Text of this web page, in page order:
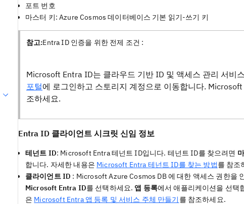
포트 번호
마스터 키: Azure Cosmos 데이터베이스 기본 읽기-쓰기 키
참고:Entra ID 인증을 위한 전제 조건 :
Microsoft Entra ID는 클라우드 기반 ID 및 액세스 관리 서비
포털에 로그인하고 스토리지 계정으로 이동합니다.
조하세요.
Entra ID 클라이언트 시크릿 신임 정보
테넌트 ID: Microsoft Entra 테넌트 ID입니다. 테넌트 ID를 찾으려면
합니다. 자세한 내용은 Microsoft Entra 테넌트 ID를 찾는 방법를 참조
클라이언트 ID : Microsoft Azure Cosmos DB 에 대한 액세스 권한을
Microsoft Entra ID를 선택하세요. 앱 등록에서 애플리케이션을 선택
은 Microsoft Entra 앱 등록 및 서비스 주체 만들기 를 참조하세요.